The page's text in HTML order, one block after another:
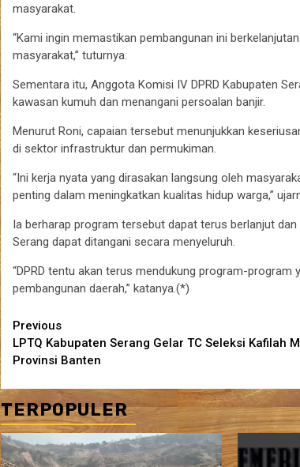
masyarakat.
“Kami ingin memastikan pembangunan ini
masyarakat,” tuturnya.
Sementara itu, Anggota Komisi IV DPRD Kabupaten
kawasan kumuh dan menangani persoalan banjir.
Menurut Roni, capaian tersebut menunjukkan
di sektor infrastruktur dan permukiman.
“Ini kerja nyata yang dirasakan langsung oleh
penting dalam meningkatkan kualitas hidup warga,”
Ia berharap program tersebut dapat terus berlanjut
Serang dapat ditangani secara menyeluruh.
“DPRD tentu akan terus mendukung program-
pembangunan daerah,” katanya.(*)
Continue
Reading
Previous
LPTQ Kabupaten Serang Gelar TC Seleksi Kafilah
Provinsi Banten
TERPOPULER